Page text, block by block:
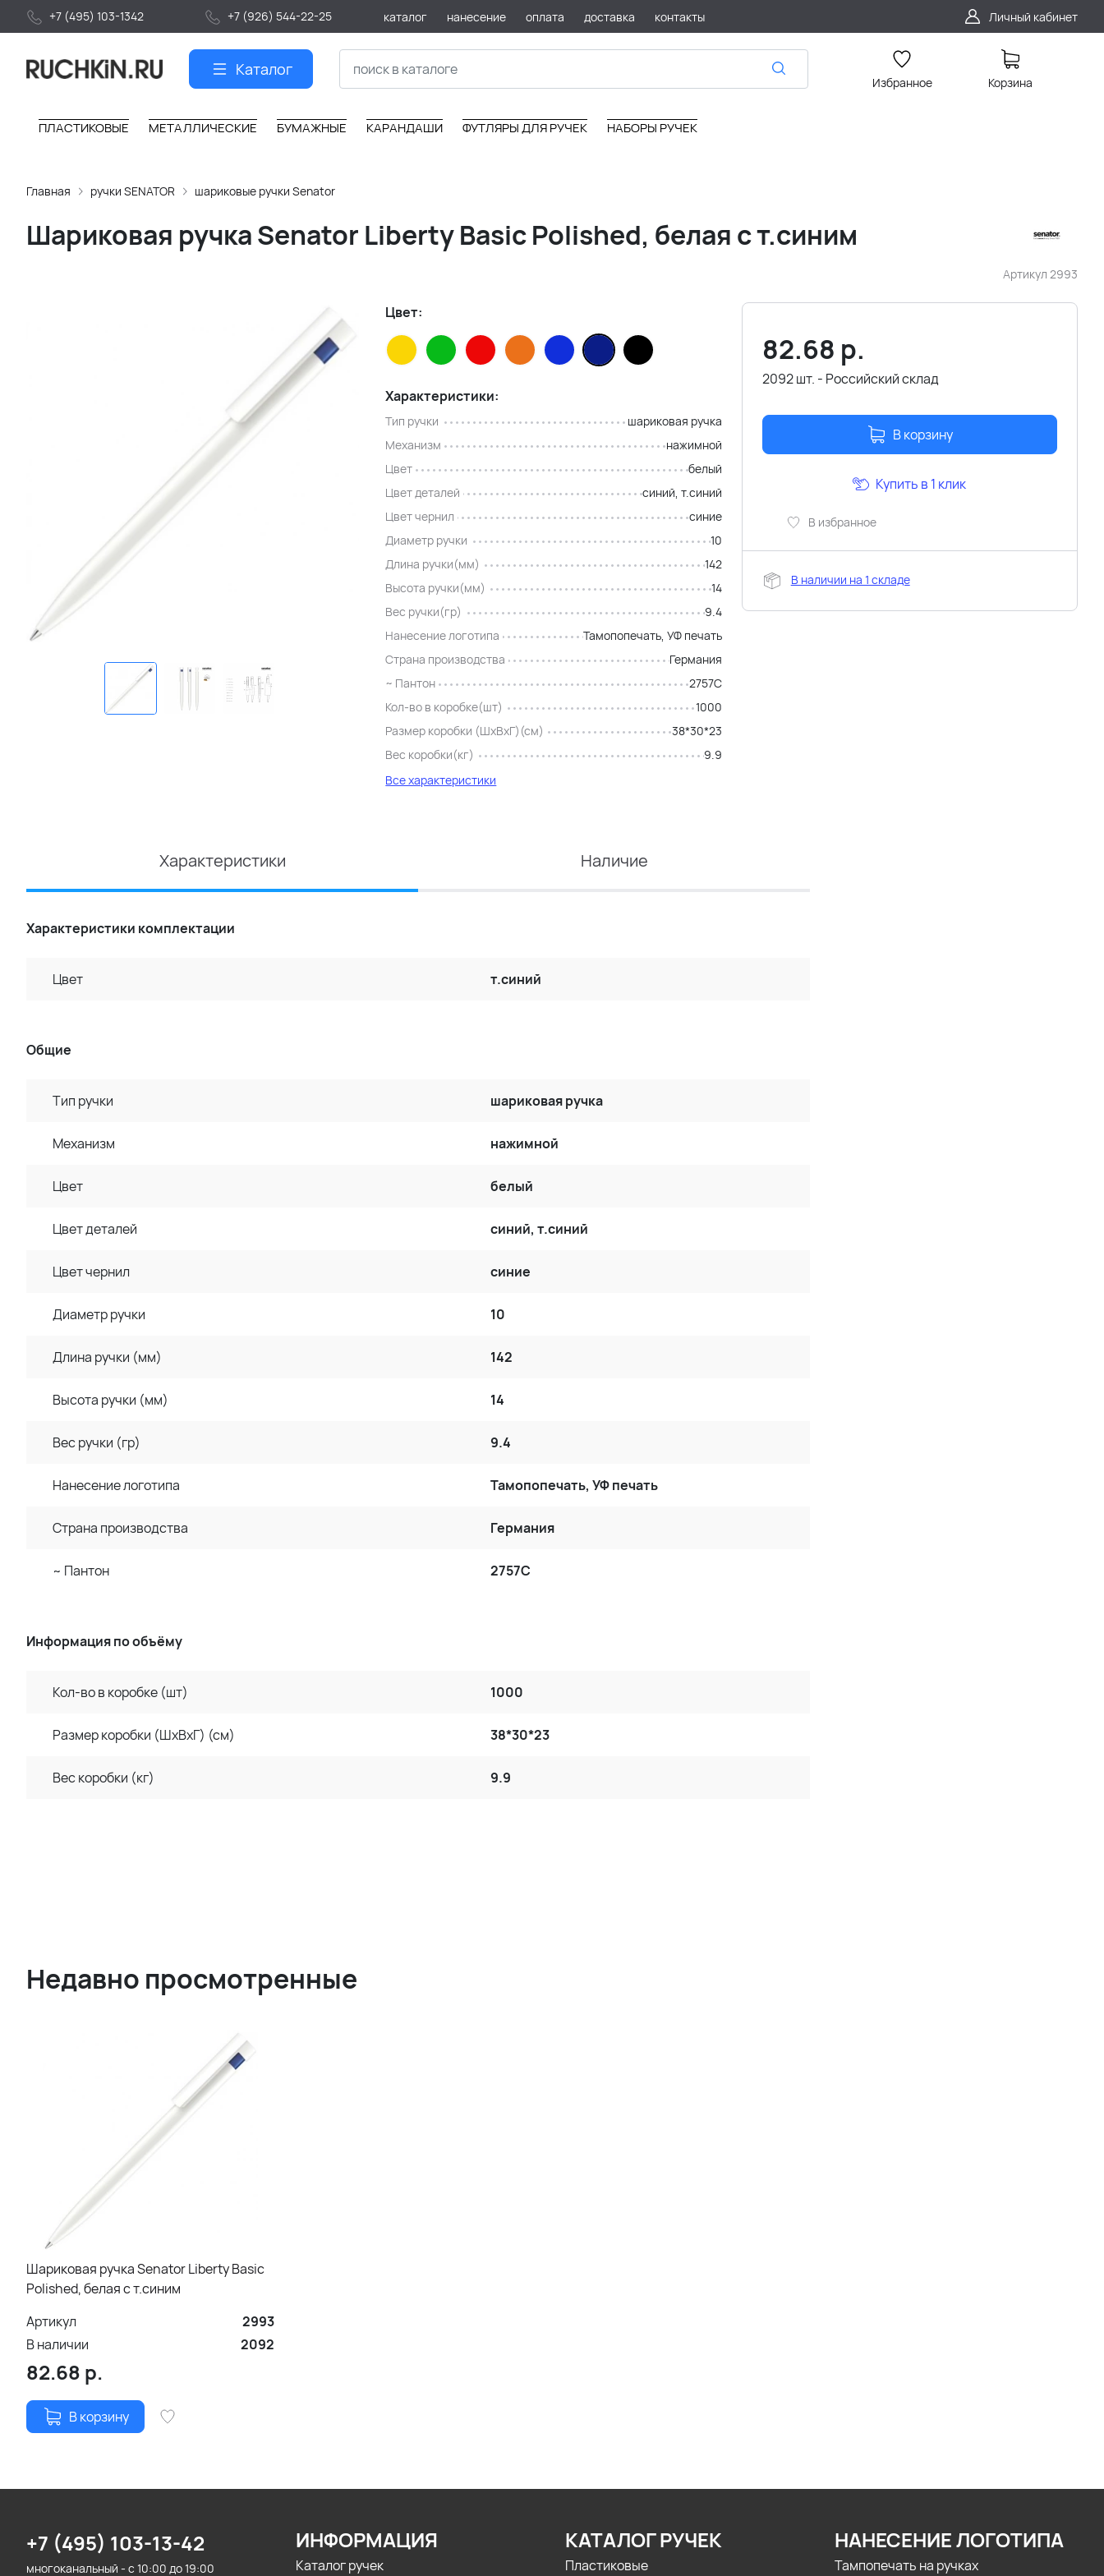
+7 (495) 103-1342 +7 (926) 544-22-25 каталог нанесение оплата доставка контакты Личный кабинет
Каталог
Избранное Корзина
ПЛАСТИКОВЫЕ МЕТАЛЛИЧЕСКИЕ БУМАЖНЫЕ КАРАНДАШИ ФУТЛЯРЫ ДЛЯ РУЧЕК НАБОРЫ РУЧЕК
Главная ручки SENATOR шариковые ручки Senator
Артикул 2993
Шариковая ручка Senator Liberty Basic Polished, белая с т.синим
Цвет:
Характеристики:
Тип ручки
шариковая ручка
Механизм
нажимной
Цвет
белый
Цвет деталей
синий, т.синий
Цвет чернил
синие
Диаметр ручки
10
Длина ручки(мм)
142
Высота ручки(мм)
14
Вес ручки(гр)
9.4
Нанесение логотипа
Тамопопечать, УФ печать
Страна производства
Германия
~ Пантон
2757С
Кол-во в коробке(шт)
1000
Размер коробки (ШхВхГ)(см)
38*30*23
Вес коробки(кг)
9.9
Все характеристики
82.68 р.
2092 шт. - Российский склад
В корзину
В избранное
Купить в 1 клик
В наличии на 1 складе
Характеристики Наличие
Характеристики комплектации
Цвет т.синий
Общие
Тип ручки шариковая ручка
Механизм нажимной
Цвет белый
Цвет деталей синий, т.синий
Цвет чернил синие
Диаметр ручки 10
Длина ручки (мм) 142
Высота ручки (мм) 14
Вес ручки (гр) 9.4
Нанесение логотипа Тамопопечать, УФ печать
Страна производства Германия
~ Пантон 2757С
Информация по объёму
Кол-во в коробке (шт) 1000
Размер коробки (ШхВхГ) (см) 38*30*23
Вес коробки (кг) 9.9
Недавно просмотренные
Шариковая ручка Senator Liberty Basic
Polished, белая с т.синим
Артикул
2993
В наличии
2092
82.68 р.
В корзину
+7 (495) 103-13-42
многоканальный - с 10:00 до 19:00
ИНФОРМАЦИЯ
Каталог ручек
КАТАЛОГ РУЧЕК
Пластиковые
НАНЕСЕНИЕ ЛОГОТИПА
Тампопечать на ручках